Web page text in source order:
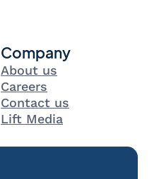
Company
About us
Careers
Contact us
Lift Media